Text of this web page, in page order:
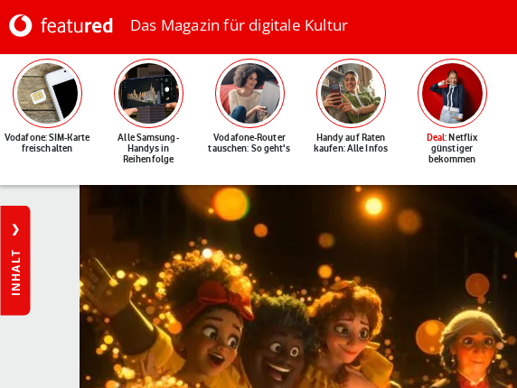
Das Magazin für digitale Kultur
Vodafone: SIM-Karte
freischalten
Alle Samsung-
Handys in
Reihenfolge
Vodafone-Router
tauschen: So geht's
Handy auf Raten
kaufen: Alle Infos
Deal: Netflix
günstiger
bekommen
INHALT